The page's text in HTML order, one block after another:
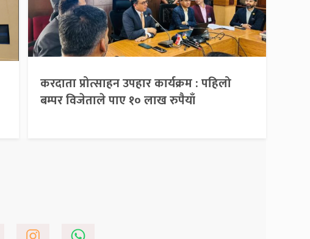
करदाता प्रोत्साहन उपहार कार्यक्रम : पहिलो
बम्पर विजेताले पाए १० लाख रुपैयाँ